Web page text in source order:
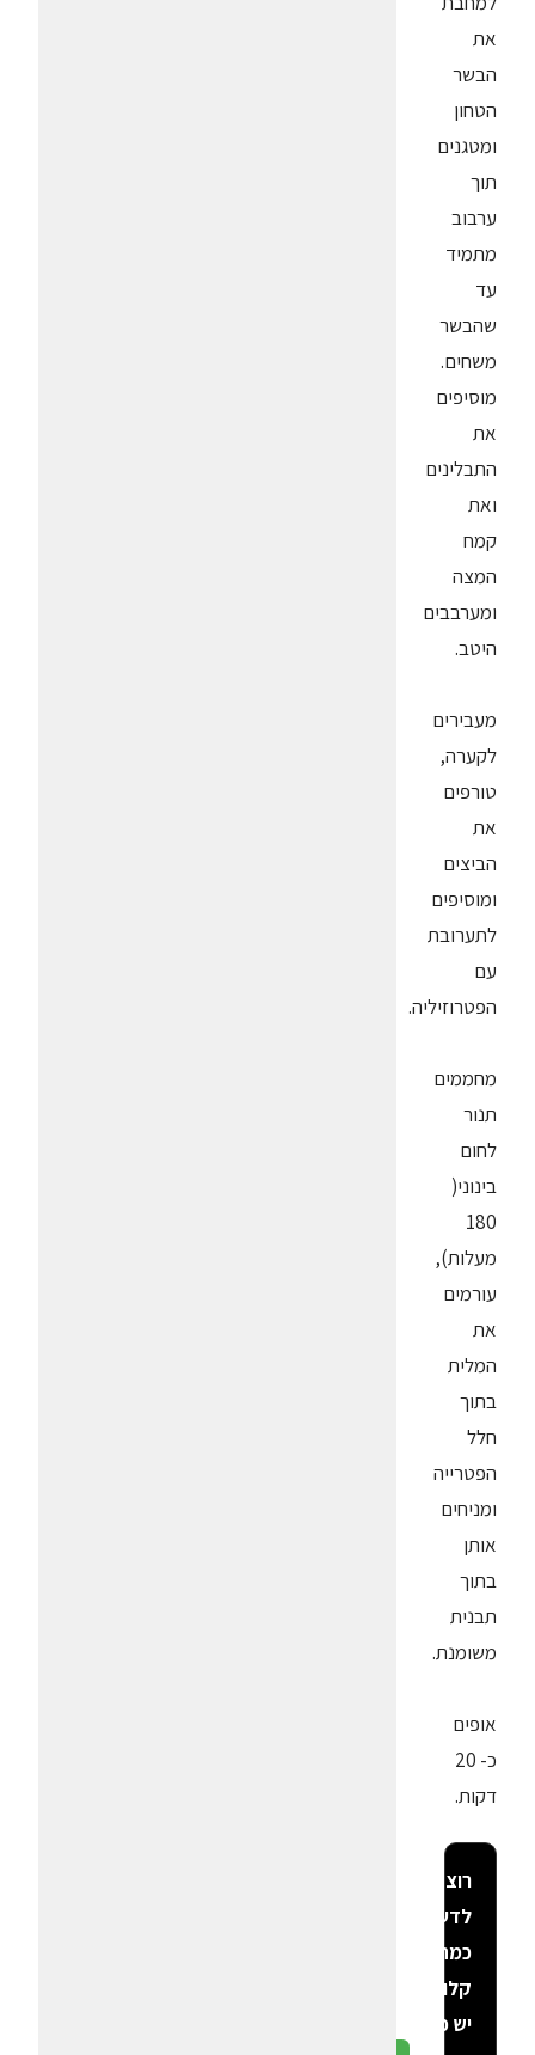
את
הבשר
הטחון
ומטגנים
תוך
ערבוב
מתמיד
עד
שהבשר
משחים.
מוסיפים
את
התבלינים
ואת
קמח
המצה
ומערבבים
היטב.
מעבירים
לקערה,
טורפים
את
הביצים
ומוסיפים
לתערובת
עם
הפטרוזיליה.
מחממים
תנור
לחום
בינוני(
180
מעלות),
עורמים
את
המלית
בתוך
חלל
הפטרייה
ומניחים
אותן
בתוך
תבנית
משומנת.
אופים
כ- 20
דקות.
רוצה
לדעת
כמה
קלוריות
יש פה?